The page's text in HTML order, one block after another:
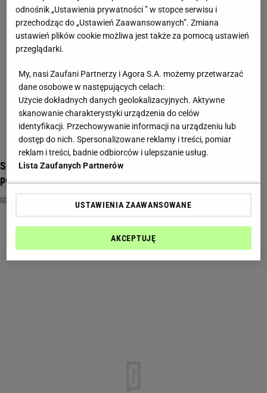
Sprawdź, czy możesz zostać MasterChefem. Pytamy o
potrawy na literę "m"
GOTOWANIE QUIZ KULINARNY
odnośnik „Ustawienia prywatności ” w stopce serwisu i
przechodząc do „Ustawień Zaawansowanych”. Zmiana
ustawień plików cookie możliwa jest także za pomocą ustawień
przeglądarki.
My, nasi Zaufani Partnerzy i Agora S.A. możemy przetwarzać
dane osobowe w następujących celach:
Użycie dokładnych danych geolokalizacyjnych. Aktywne
skanowanie charakterystyki urządzenia do celów
identyfikacji. Przechowywanie informacji na urządzeniu lub
dostęp do nich. Spersonalizowane reklamy i treści, pomiar
reklam i treści, badnie odbiorców i ulepszanie usług.
Lista Zaufanych Partnerów
USTAWIENIA ZAAWANSOWANE
AKCEPTUJĘ